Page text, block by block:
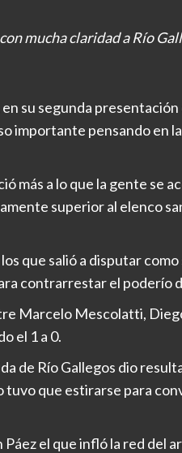
mucha claridad a Río
su segunda
importante pensando en
más a lo que la gente se
superior al elenco
que salió a disputar
contrarrestar el poderío
Marcelo Mescolatti,
el 1 a 0.
de Río Gallegos dio
tuvo que estirarse para
el que infló la red del